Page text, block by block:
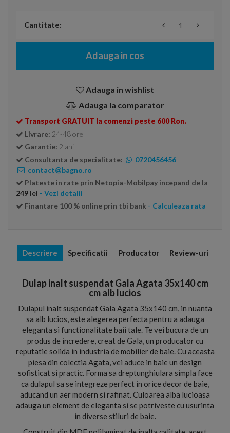
Cantitate:
Adauga in cos
Adauga in wishlist
Adauga la comparator
Transport GRATUIT la comenzi peste 600 Ron.
Livrare: 24-48 ore
Garantie: 2 ani
Consultanta de specialitate:
0720456456
contact@bagno.ro
Plateste in rate prin Netopia-Mobilpay incepand de la
249 lei - Vezi detalii
Finantare 100 % online prin tbi bank - Calculeaza rata
Descriere Specificatii Producator Review-uri
Dulap inalt suspendat Gala Agata 35x140 cm
cm alb lucios
Dulapul inalt suspendat Gala Agata 35x140 cm, in nuanta
sa alb lucios, este alegerea perfecta pentru a adauga
eleganta si functionalitate baii tale. Te vei bucura de un
produs de incredere, creat de Gala, un producator cu
reputatie solida in industria de mobilier de baie. Cu aceasta
piesa din colectia Agata, vei aduce in baie un design
sofisticat si practic. Forma sa dreptunghiulara simpla face
ca dulapul sa se integreze perfect in orice decor de baie,
aducand un aer modern si rafinat. Culoarea alba lucioasa
adauga un element de eleganta si se potriveste cu usurinta
in diverse stiluri de baie.